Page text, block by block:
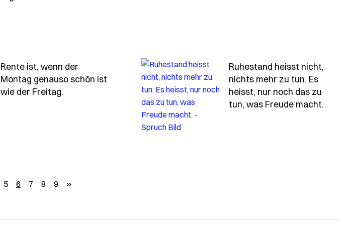
Rente ist, wenn der
Montag genauso schön ist
wie der Freitag. - Spruch rente-ist-wenn-der-montag-genauso-schoen-ist-wie-der-
Ruhestand heisst nicht,
nichts mehr zu tun. Es
heisst, nur noch das zu
tun, was Freude macht.
5 6 7 8 9 »